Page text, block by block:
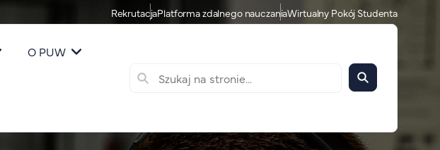
RekrutacjaPlatforma zdalnego nauczaniaWirtualny Pokój Studenta
O PUW